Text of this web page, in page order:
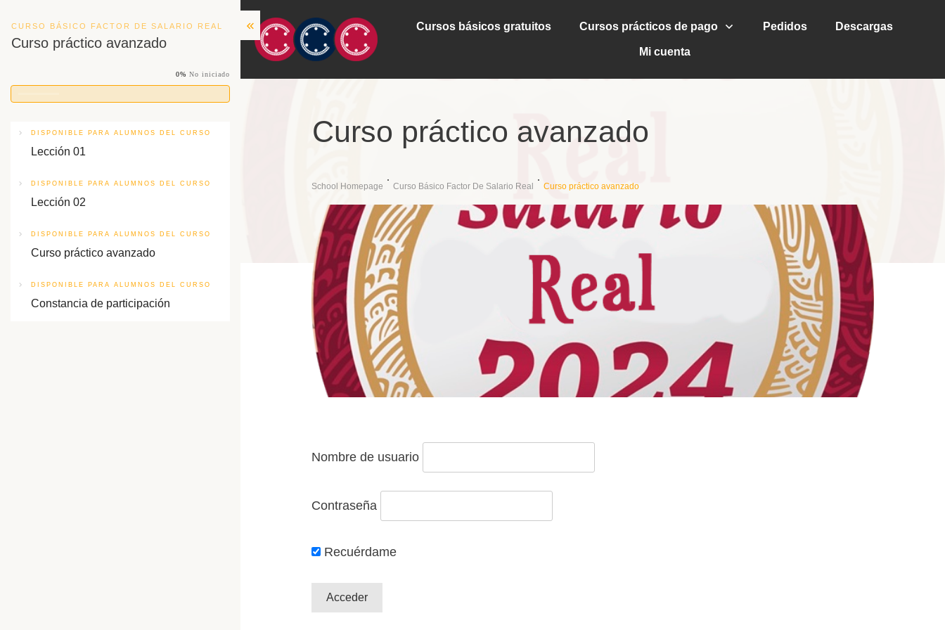
Cursos básicos gratuitos Cursos prácticos de pago Pedidos Descargas
Mi cuenta
Curso práctico avanzado
School Homepage Curso Básico Factor De Salario Real Curso práctico avanzado
Nombre de usuario
Contraseña
Recuérdame
CURSO BÁSICO FACTOR DE SALARIO REAL
Curso práctico avanzado
0% No iniciado
DISPONIBLE PARA ALUMNOS DEL CURSO
Lección 01
DISPONIBLE PARA ALUMNOS DEL CURSO
Lección 02
DISPONIBLE PARA ALUMNOS DEL CURSO
Curso práctico avanzado
DISPONIBLE PARA ALUMNOS DEL CURSO
Constancia de participación